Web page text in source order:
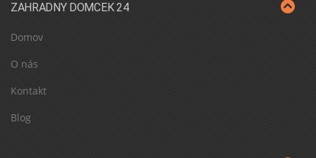
ZAHRADNY DOMCEK 24
Domov
O nás
Kontakt
Blog